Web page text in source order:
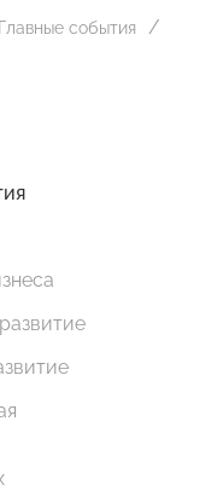
Главные события